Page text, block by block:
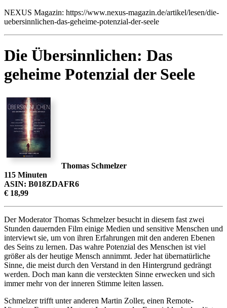
NEXUS Magazin: https://www.nexus-magazin.de/artikel/lesen/die-
uebersinnlichen-das-geheime-potenzial-der-seele
Die Übersinnlichen: Das
geheime Potenzial der Seele
Thomas Schmelzer
115 Minuten
ASIN: B018ZDAFR6
€ 18,99
Der Moderator Thomas Schmelzer besucht in diesem fast zwei
Stunden dauernden Film einige Medien und sensitive Menschen und
interviewt sie, um von ihren Erfahrungen mit den anderen Ebenen
des Seins zu lernen. Das wahre Potenzial des Menschen ist viel
größer als der heutige Mensch annimmt. Jeder hat übernatürliche
Sinne, die meist durch den Verstand in den Hintergrund gedrängt
werden. Doch man kann die versteckten Sinne erwecken und sich
immer mehr von der inneren Stimme leiten lassen.
Schmelzer trifft unter anderen Martin Zoller, einen Remote-